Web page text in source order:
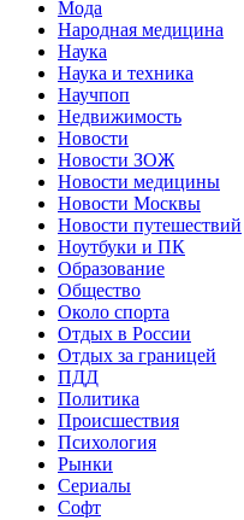
Мода
Народная медицина
Наука
Наука и техника
Научпоп
Недвижимость
Новости
Новости ЗОЖ
Новости медицины
Новости Москвы
Новости путешествий
Ноутбуки и ПК
Образование
Общество
Около спорта
Отдых в России
Отдых за границей
ПДД
Политика
Происшествия
Психология
Рынки
Сериалы
Софт